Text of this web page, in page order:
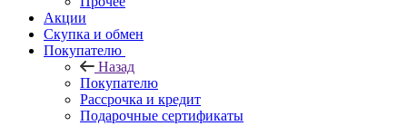
Акции
Скупка и обмен
Покупателю
Назад
Покупателю
Рассрочка и кредит
Подарочные сертификаты